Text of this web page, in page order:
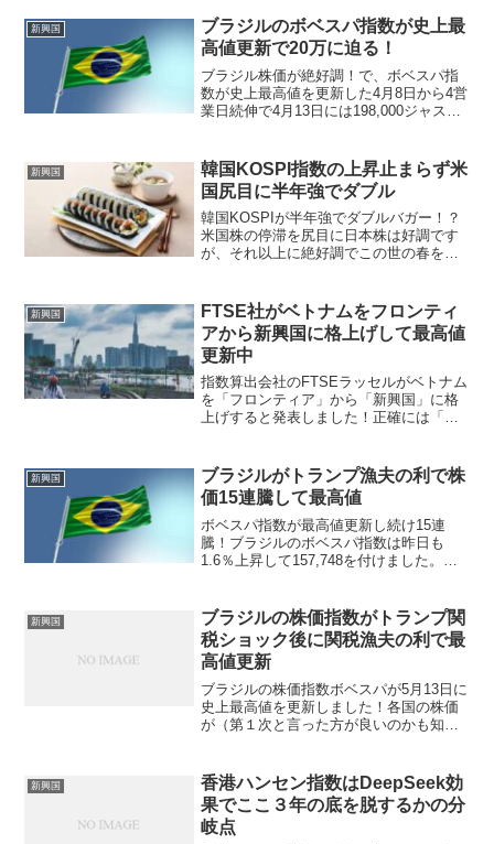
新興国
ブラジルのボベスパ指数が史上最
高値更新で20万に迫る！
ブラジル株価が絶好調！で、ボベスパ指
数が史上最高値を更新した4月8日から4営
業日続伸で4月13日には198,000ジャスト
壁突破と20万台の定着が視野に入って
来...
新興国
韓国KOSPI指数の上昇止まらず米
国尻目に半年強でダブル
韓国KOSPIが半年強でダブルバガー！？
米国株の停滞を尻目に日本株は好調です
が、それ以上に絶好調でこの世の春を謳
6200程度で推移していますが、25年末の
終値が4...
新興国
FTSE社がベトナムをフロンティ
アから新興国に格上げして最高値
更新中
指数算出会社のFTSEラッセルがベトナム
を「フロンティア」から「新興国」に格
上げすると発表しました！正確には「第
す。では、先進国区分に近い方の「第一
新興国」とはどこぞや？...
新興国
ブラジルがトランプ漁夫の利で株
価15連騰して最高値
ボベスパ指数が最高値更新し続け15連
騰！ブラジルのボベスパ指数は昨日も
1.6％上昇して157,748を付けました。な
響を受けていません。９月にしばらく揉
み合いながら付...
新興国
ブラジルの株価指数がトランプ関
税ショック後に関税漁夫の利で最
高値更新
ブラジルの株価指数ボベスパが5月13日に
史上最高値を更新しました！各国の株価
が（第１次と言った方が良いのかも知れ
限りゴールドでもないのに最高値を更新
した国はドイツとブラ...
新興国
香港ハンセン指数はDeepSeek効
果でここ３年の底を脱するかの分
岐点